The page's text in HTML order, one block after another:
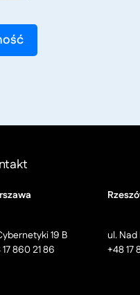
19 B
860 21 86
ul. Nad
+48 17